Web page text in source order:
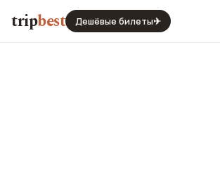
tripbest Дешёвые билеты✈